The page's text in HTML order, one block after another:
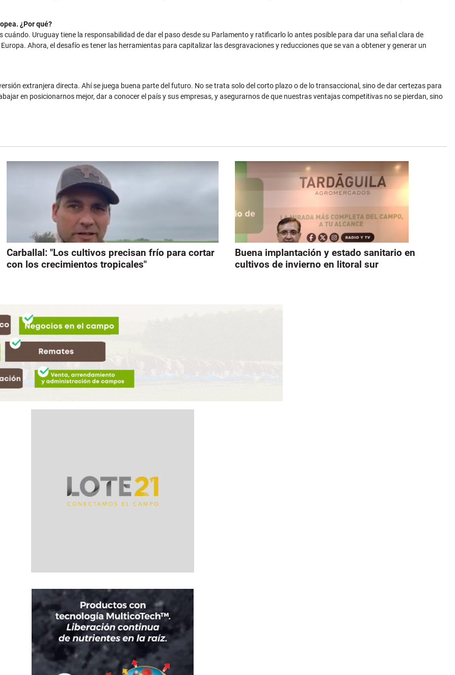
¿Por qué?
Uruguay tiene la responsabilidad de dar el paso desde su Parlamento y ratificarlo lo antes posible para dar una señal clara de
Ahora, el desafío es tener las herramientas para capitalizar las desgravaciones y reducciones que se van a obtener y generar un
extranjera directa. Ahí se juega buena parte del futuro. No se trata solo del corto plazo o de lo transaccional, sino de dar certezas para
en posicionarnos mejor, dar a conocer el país y sus empresas, y asegurarnos de que nuestras ventajas competitivas no se pierdan, sino
Carballal: "Los cultivos precisan frío para cortar
con los crecimientos tropicales"
Buena implantación y estado sanitario en
cultivos de invierno en litoral sur